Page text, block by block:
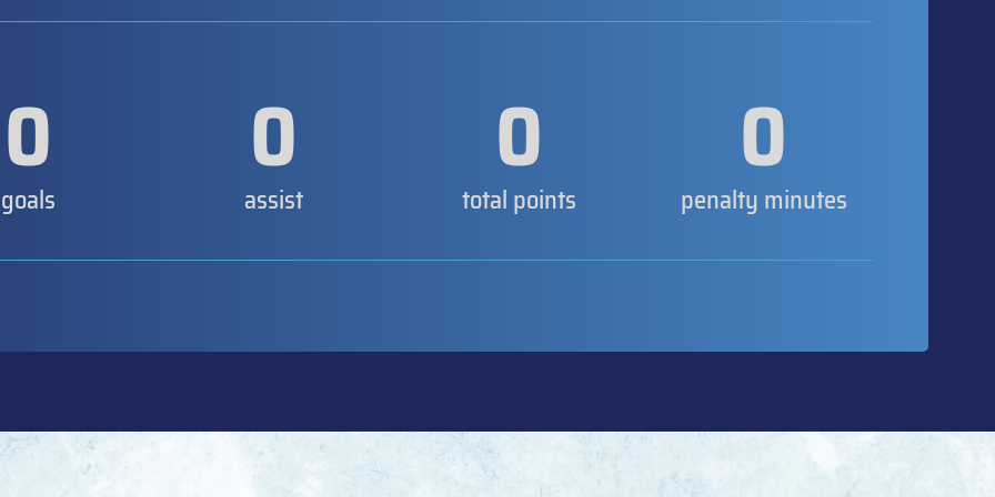
0
goals 0
assist 0
total points 0
penalty minutes